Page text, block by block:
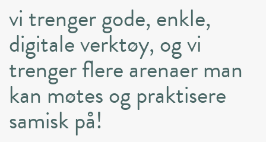
vi trenger gode, enkle,
digitale verktøy, og vi
trenger flere arenaer man
kan møtes og praktisere
samisk på!